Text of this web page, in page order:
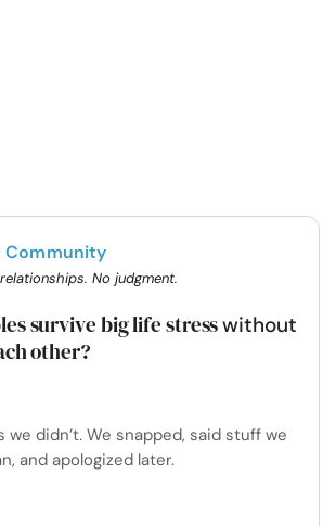
Community
No judgment.
survive big life stresswithout
other?
we didn’t. We snapped, said stuff we
and apologized later.